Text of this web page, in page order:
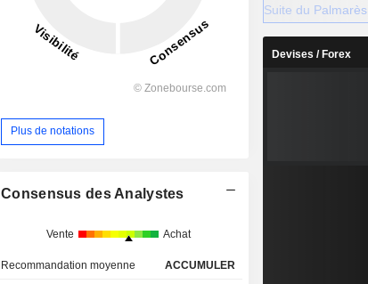
Plus de notations
Consensus des Analystes
Vente Achat
Recommandation moyenne ACCUMULER
Suite du Palmarès
Devises / Forex